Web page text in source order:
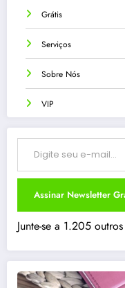
Grátis
Serviços
Sobre Nós
VIP
Digite seu e-mail…
Assinar Newsletter
Junte-se a 1.205